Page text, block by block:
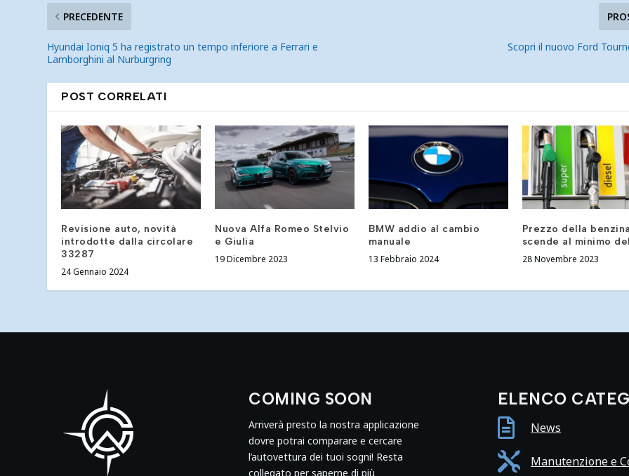
PRECEDENTE
Hyundai Ioniq 5 ha registrato un tempo inferiore a Ferrari e
Lamborghini al Nurburgring
Scopri il nuovo Ford
POST CORRELATI
Revisione auto, novità
introdotte dalla circolare
33287
24 Gennaio 2024
Nuova Alfa Romeo Stelvio
e Giulia
19 Dicembre 2023
BMW addio al cambio
manuale
13 Febbraio 2024
Prezzo della
scende al minimo
28 Novembre 2023
COMING SOON
Arriverà presto la nostra applicazione
dovre potrai comparare e cercare
l’autovettura dei tuoi sogni! Resta
collegato per saperne di più
ELENCO
 News
 Manutenzione e